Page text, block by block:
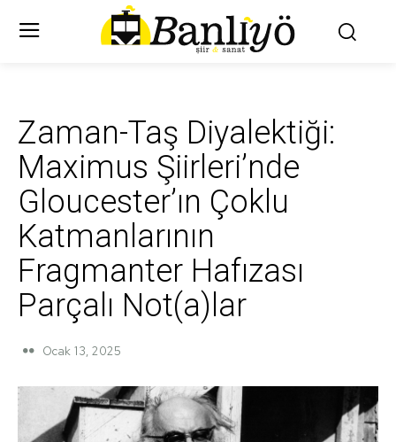
Zaman-Taş Diyalektiği:
Maximus Şiirleri’nde
Gloucester’ın Çoklu
Katmanlarının
Fragmanter Hafızası
Parçalı Not(a)lar
Ocak 13, 2025